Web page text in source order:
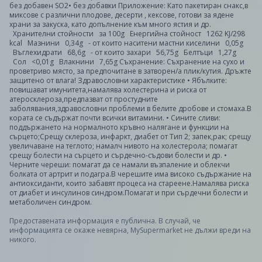
без добавен SO2• без добавки Приложение: Като пакетиран снакс,в
миксове с различни плодове, десерти , кексове, готови за ядене
храни за закуска, като допълнение към много ястия и др.
Хранителни стойности за 100g Енергийна стойност 1262 KJ/298
kcal Мазнини 0,34g - от които наситени мастни киселини 0,05g
Въглехидрати 68,6g - от които захари 56,75g Белтъци 1,27g
Сол <0,01g Влакнини 7,65g Съхранение: Съхранение на сухо и
проветриво място, за предпочитане в затворен/а плик/кутия. Дръжте
защитено от влага! Здравословни характеристике • Ябълките:
повишават имунитета,намалява холестерина и риска от
атеросклероза,предпазват от простудните
заболявания,здравословни проблеми в белите дробове и стомаха.В
кората се съдържат почти всички витамини. • Сините сливи:
поддържането на нормалното кръвно налягане и функции на
сърцето;Срещу склероза, инфаркт, диабет от Тип 2; запек,рак; срещу
увеличаване на теглото; намалч нивото на холестерола; помагат
срещу болести на сърцето и сърдечно-съдови болести и др. •
Черните череши: помагат да се намали възпаление и облекчи
болката от артрит и подагра.В черешите има високо съдържание на
антиоксиданти, които забавят процеса на стареене.Намалява риска
от диабет и инсулинов синдром.Помагат и при сърдечни болести и
метаболичен синдром.
Предоставената информация е публична. В случай, че
информацията се окаже невярна, MySupermarket не дължи вреди на
никого.